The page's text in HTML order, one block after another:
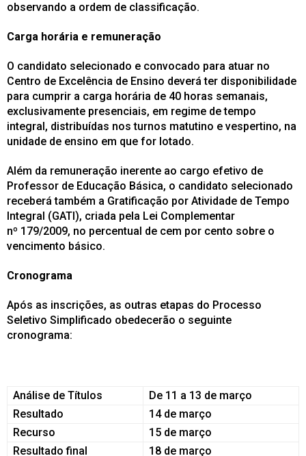
observando a ordem de classificação.
Carga horária e remuneração
O candidato selecionado e convocado para atuar no
Centro de Excelência de Ensino deverá ter disponibilidade
para cumprir a carga horária de 40 horas semanais,
exclusivamente presenciais, em regime de tempo
integral, distribuídas nos turnos matutino e vespertino, na
unidade de ensino em que for lotado.
Além da remuneração inerente ao cargo efetivo de
Professor de Educação Básica, o candidato selecionado
receberá também a Gratificação por Atividade de Tempo
Integral (GATI), criada pela Lei Complementar
nº 179/2009, no percentual de cem por cento sobre o
vencimento básico.
Cronograma
Após as inscrições, as outras etapas do Processo
Seletivo Simplificado obedecerão o seguinte
cronograma:
Análise de Títulos
De 11 a 13 de março
Resultado
14 de março
Recurso
15 de março
Resultado final
18 de março